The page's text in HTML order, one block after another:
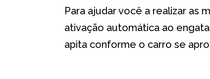
Para ajudar você a realizar as
ativação automática ao
apita conforme o carro se